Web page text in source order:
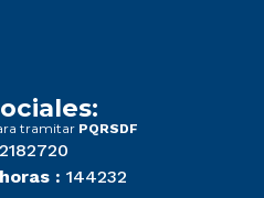
tramitar PQRSDF
: 144232